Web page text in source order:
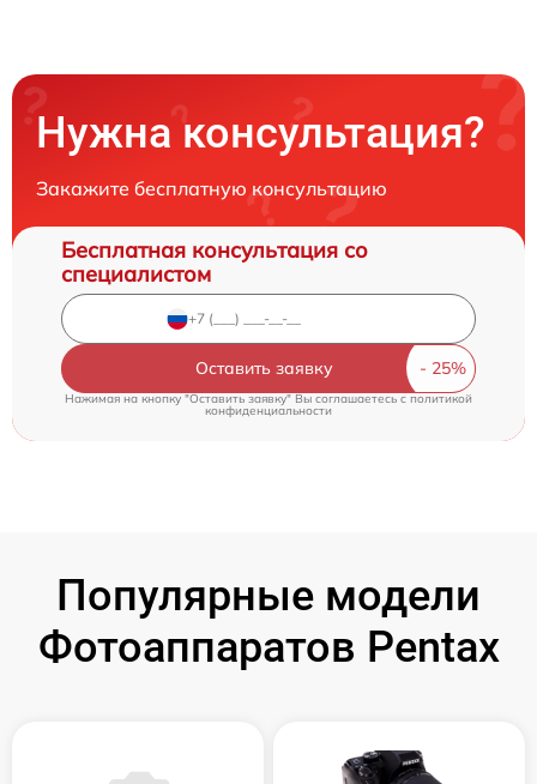
Нужна консультация?
Закажите бесплатную консультацию
Бесплатная консультация со
специалистом
Оставить заявку
Нажимая на кнопку "Оставить заявку" Вы соглашаетесь cполитикой
конфиденциальности
Популярные модели
Фотоаппаратов Pentax